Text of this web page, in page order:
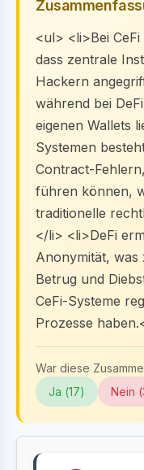
<ul> <li>Bei
dass zentrale
Hackern
während bei
eigenen Wallets
Systemen
Contract-
führen können,
traditionelle
</li> <li>DeFi
Anonymität, was
Betrug und
CeFi-Systeme
Prozesse
War diese
Ja (17) Nein (